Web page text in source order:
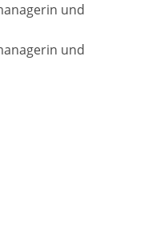
und
und